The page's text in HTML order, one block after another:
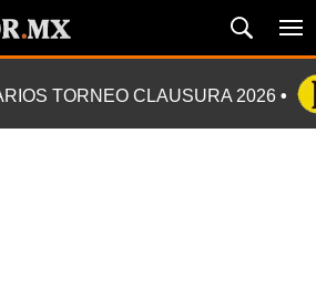
TORNEO CLAUSURA 2026